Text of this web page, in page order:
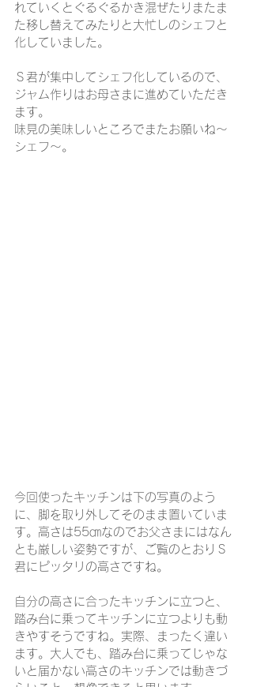
れていくとぐるぐるかき混ぜたりまたま
た移し替えてみたりと大忙しのシェフと
化していました。
Ｓ君が集中してシェフ化しているので、
ジャム作りはお母さまに進めていただき
ます。
味見の美味しいところでまたお願いね～
シェフ～。
今回使ったキッチンは下の写真のよう
に、脚を取り外してそのまま置いていま
す。高さは55㎝なのでお父さまにはなん
とも厳しい姿勢ですが、ご覧のとおりＳ
君にピッタリの高さですね。
自分の高さに合ったキッチンに立つと、
踏み台に乗ってキッチンに立つよりも動
きやすそうですね。実際、まったく違い
ます。大人でも、踏み台に乗ってじゃな
いと届かない高さのキッチンでは動きづ